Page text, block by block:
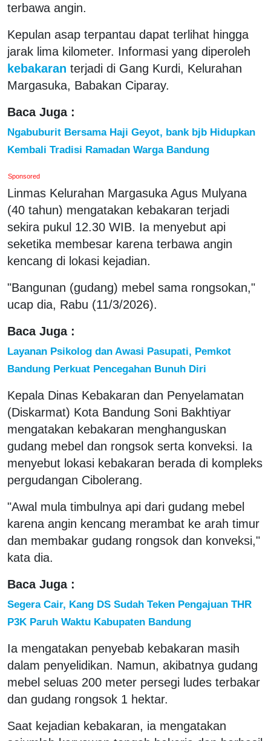
terbawa angin.
Kepulan asap terpantau dapat terlihat hingga
jarak lima kilometer. Informasi yang diperoleh
kebakaran terjadi di Gang Kurdi, Kelurahan
Margasuka, Babakan Ciparay.
Baca Juga :
Ngabuburit Bersama Haji Geyot, bank bjb Hidupkan
Kembali Tradisi Ramadan Warga Bandung
Sponsored
Linmas Kelurahan Margasuka Agus Mulyana
(40 tahun) mengatakan kebakaran terjadi
sekira pukul 12.30 WIB. Ia menyebut api
seketika membesar karena terbawa angin
kencang di lokasi kejadian.
"Bangunan (gudang) mebel sama rongsokan,"
ucap dia, Rabu (11/3/2026).
Baca Juga :
Layanan Psikolog dan Awasi Pasupati, Pemkot
Bandung Perkuat Pencegahan Bunuh Diri
Kepala Dinas Kebakaran dan Penyelamatan
(Diskarmat) Kota Bandung Soni Bakhtiyar
mengatakan kebakaran menghanguskan
gudang mebel dan rongsok serta konveksi. Ia
menyebut lokasi kebakaran berada di kompleks
pergudangan Cibolerang.
"Awal mula timbulnya api dari gudang mebel
karena angin kencang merambat ke arah timur
dan membakar gudang rongsok dan konveksi,"
kata dia.
Baca Juga :
Segera Cair, Kang DS Sudah Teken Pengajuan THR
P3K Paruh Waktu Kabupaten Bandung
Ia mengatakan penyebab kebakaran masih
dalam penyelidikan. Namun, akibatnya gudang
mebel seluas 200 meter persegi ludes terbakar
dan gudang rongsok 1 hektar.
Saat kejadian kebakaran, ia mengatakan